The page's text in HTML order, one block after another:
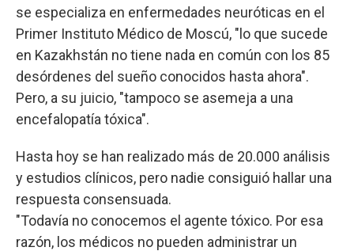
se especializa en enfermedades neuróticas en el
Primer Instituto Médico de Moscú, "lo que sucede
en Kazakhstán no tiene nada en común con los 85
desórdenes del sueño conocidos hasta ahora".
Pero, a su juicio, "tampoco se asemeja a una
encefalopatía tóxica".
Hasta hoy se han realizado más de 20.000 análisis
y estudios clínicos, pero nadie consiguió hallar una
respuesta consensuada.
"Todavía no conocemos el agente tóxico. Por esa
razón, los médicos no pueden administrar un